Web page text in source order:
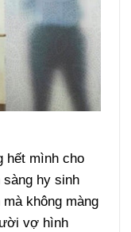
hết mình cho
hy sinh
không màng
vợ hình